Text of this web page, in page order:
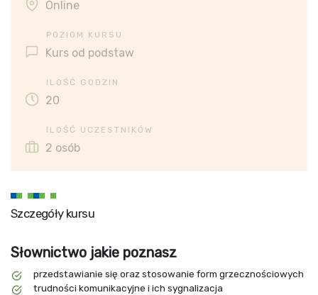
Online
POZIOM KURSU
Kurs od podstaw
ILOŚĆ GODZIN
20
ILOŚĆ UCZESTNIKÓW
2 osób
Szczegóły kursu
Słownictwo jakie poznasz
przedstawianie się oraz stosowanie form grzecznościowych
trudności komunikacyjne i ich sygnalizacja